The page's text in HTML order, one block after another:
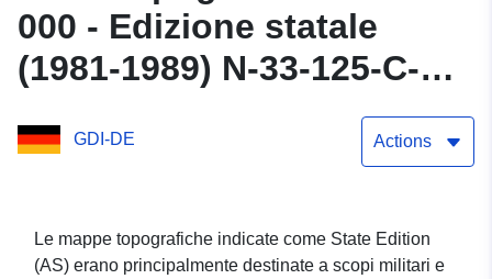
000 - Edizione statale
(1981-1989) N-33-125-C-b
GDI-DE Actions
Le mappe topografiche indicate come State Edition
(AS) erano principalmente destinate a scopi militari e